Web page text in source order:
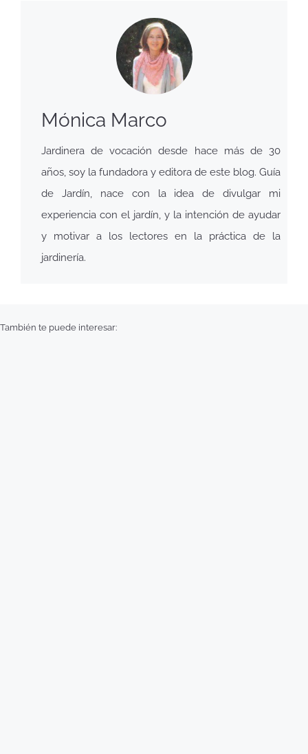
Mónica Marco
Jardinera de vocación desde hace más de 30
años, soy la fundadora y editora de este blog. Guía
de Jardín, nace con la idea de divulgar mi
experiencia con el jardín, y la intención de ayudar
y motivar a los lectores en la práctica de la
jardinería.
También te puede interesar: